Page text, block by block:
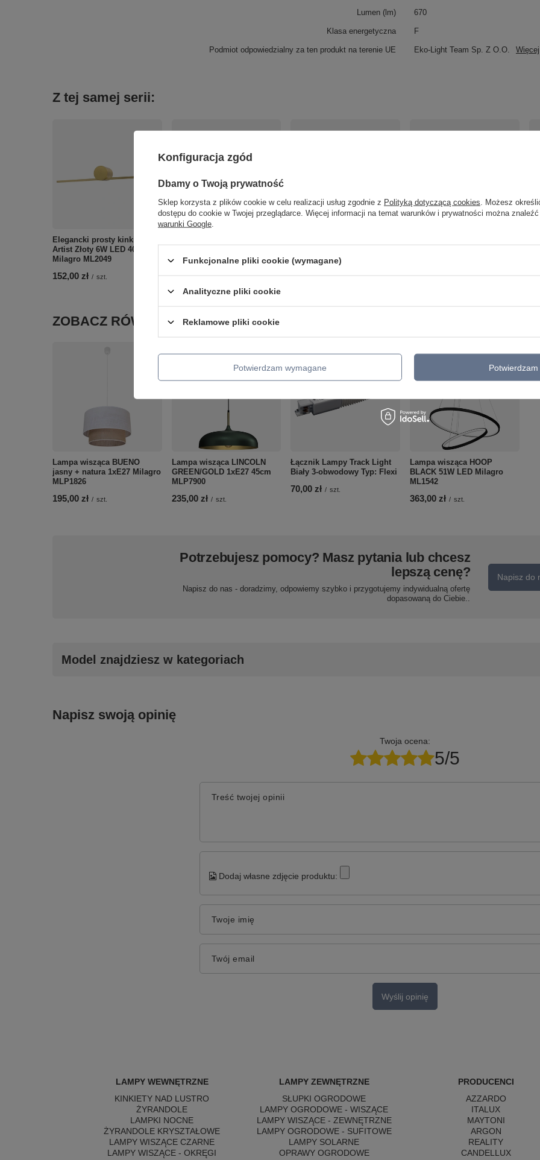
Podmiot odpowiedzialny za ten produkt na terenie UE Eko-Light Team Sp. Z O.O. Więcej
Lumen (lm) 670
Klasa energetyczna F
Z tej samej serii:
Elegancki prosty kinkiet
Artist Złoty 6W LED 40cm
Milagro ML2049
152,00 zł / szt.
IP44 Milagro ML2043
40cm IP44 Milagro ML2047
ZOBACZ RÓWNIEŻ
Lampa wisząca BUENO
jasny + natura 1xE27 Milagro
MLP1826
195,00 zł / szt.
Lampa wisząca LINCOLN
GREEN/GOLD 1xE27 45cm
MLP7900
235,00 zł / szt.
Łącznik Lampy Track Light
Biały 3-obwodowy Typ: Flexi
70,00 zł / szt.
Lampa wisząca HOOP
BLACK 51W LED Milagro
ML1542
363,00 zł / szt.
Potrzebujesz pomocy? Masz pytania lub chcesz
lepszą cenę?
Napisz do nas - doradzimy, odpowiemy szybko i przygotujemy indywidualną ofertę
dopasowaną do Ciebie..
Napisz do
Model znajdziesz w kategoriach
Napisz swoją opinię
Twoja ocena:
5/5
Treść twojej opinii
Dodaj własne zdjęcie produktu:
Twoje imię
Twój email
Wyślij opinię
LAMPY WEWNĘTRZNE
KINKIETY NAD LUSTRO
ŻYRANDOLE
LAMPKI NOCNE
ŻYRANDOLE KRYSZTAŁOWE
LAMPY WISZĄCE CZARNE
LAMPY WISZĄCE - OKRĘGI
LAMPY ZEWNĘTRZNE
SŁUPKI OGRODOWE
LAMPY OGRODOWE - WISZĄCE
LAMPY WISZĄCE - ZEWNĘTRZNE
LAMPY OGRODOWE - SUFITOWE
LAMPY SOLARNE
OPRAWY OGRODOWE
PRODUCENCI
AZZARDO
ITALUX
MAYTONI
ARGON
REALITY
CANDELLUX
Konfiguracja zgód
Dbamy o Twoją prywatność
Sklep korzysta z plików cookie w celu realizacji usług zgodnie z Polityką dotyczącą cookies . Możesz
dostępu do cookie w Twojej przeglądarce. Więcej informacji na temat warunków i prywatności można
warunki Google
Funkcjonalne pliki cookie (wymagane)
Analityczne pliki cookie
Reklamowe pliki cookie
Potwierdzam wymagane